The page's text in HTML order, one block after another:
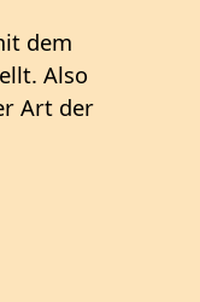
dem
Also
Art der